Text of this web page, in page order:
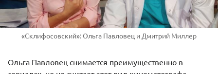
«Склифосовский»: Ольга Павловец и Дмитрий Миллер
Ольга Павловец снимается преимущественно в